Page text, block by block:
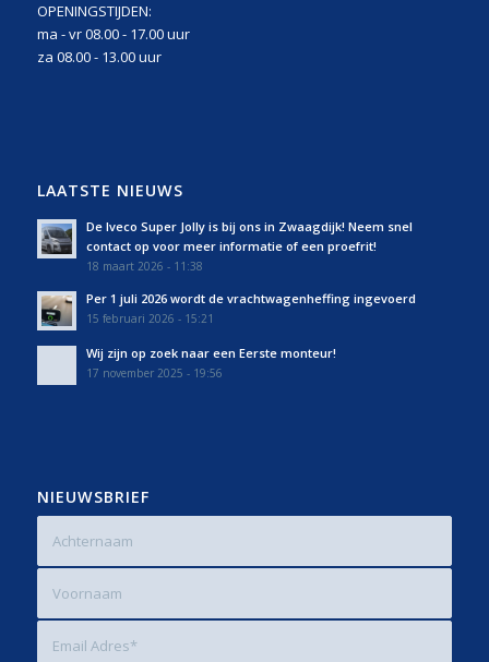
OPENINGSTIJDEN:
ma - vr 08.00 - 17.00 uur
za 08.00 - 13.00 uur
LAATSTE NIEUWS
De Iveco Super Jolly is bij ons in Zwaagdijk! Neem snel
contact op voor meer informatie of een proefrit!
18 maart 2026 - 11:38
Per 1 juli 2026 wordt de vrachtwagenheffing ingevoerd
15 februari 2026 - 15:21
Wij zijn op zoek naar een Eerste monteur!
17 november 2025 - 19:56
NIEUWSBRIEF